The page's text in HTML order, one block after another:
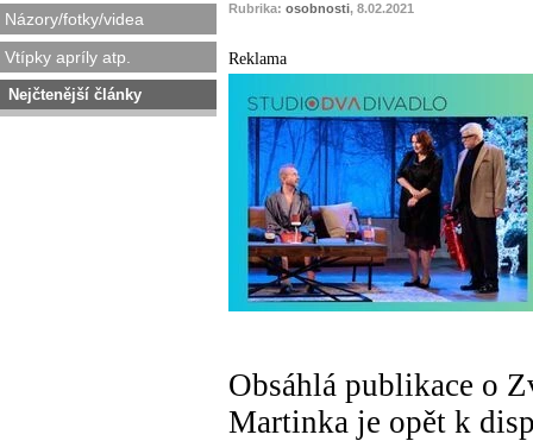
Názory/fotky/videa
Vtípky apríly atp.
Nejčtenější články
Rubrika: osobnosti, 8.02.2021
Reklama
Obsáhlá publikace o
Martinka je opět k